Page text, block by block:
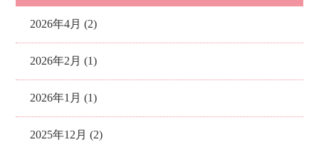
2026年4月 (2)
2026年2月 (1)
2026年1月 (1)
2025年12月 (2)